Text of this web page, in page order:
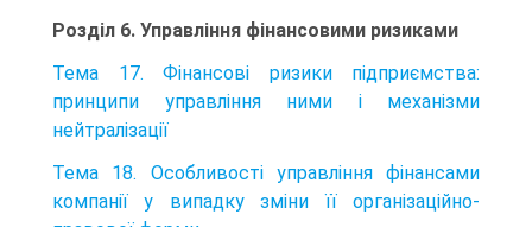
Розділ 6. Управління фінансовими ризиками
Тема 17. Фінансові ризики підприємства:
принципи управління ними і механізми
нейтралізації
Тема 18. Особливості управління фінансами
компанії у випадку зміни її організаційно-